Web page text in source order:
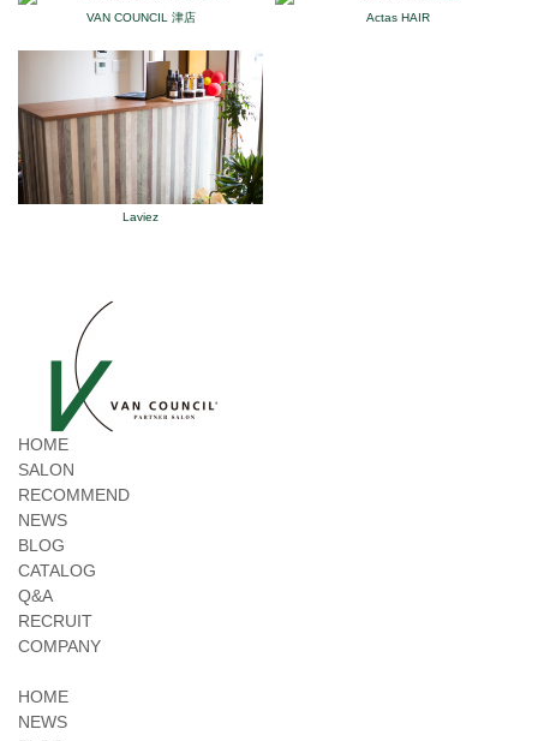
VAN COUNCIL 津店 Actas HAIR
Laviez
HOME
SALON
RECOMMEND
NEWS
BLOG
CATALOG
Q&A
RECRUIT
COMPANY
HOME
NEWS